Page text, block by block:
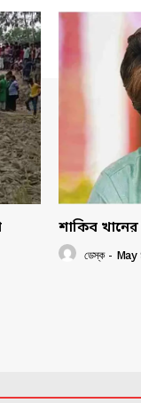
শাকিব
ডেস্ক - May